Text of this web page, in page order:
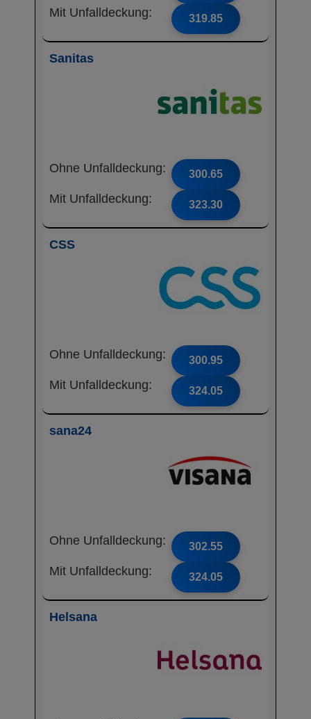
Mit Unfalldeckung: 319.85
Sanitas
Ohne Unfalldeckung: 300.65
Mit Unfalldeckung: 323.30
CSS
Ohne Unfalldeckung: 300.95
Mit Unfalldeckung: 324.05
sana24
Ohne Unfalldeckung: 302.55
Mit Unfalldeckung: 324.05
Helsana